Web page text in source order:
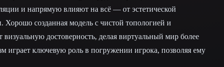
и напрямую влияют на всё — от эстетической
Хорошо созданная модель с чистой топологией и
достоверность, делая виртуальный мир более
играет ключевую роль в погружении игрока, позволяя ему